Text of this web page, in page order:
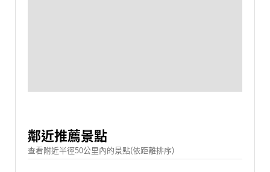
鄰近推薦景點
查看附近半徑50公里內的景點(依距離排序)